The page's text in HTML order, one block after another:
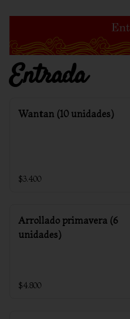
Entrada
Wantan (10 unidades)
$3.400
Arrollado primavera (6
unidades)
$4.800